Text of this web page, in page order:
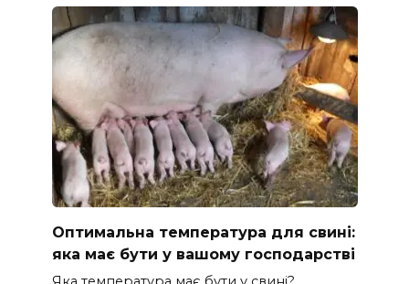
Оптимальна температура для свині:
яка має бути у вашому господарстві